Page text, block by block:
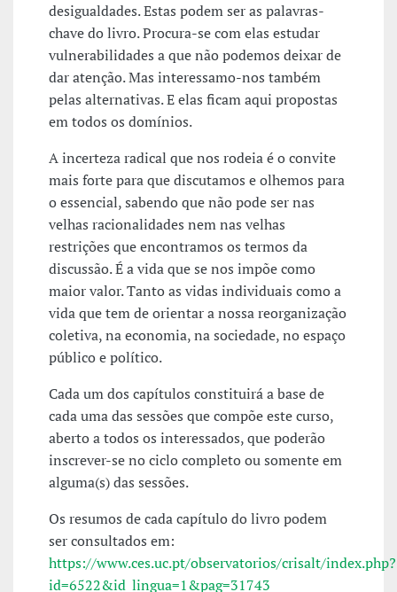
desigualdades. Estas podem ser as palavras-
chave do livro. Procura-se com elas estudar
vulnerabilidades a que não podemos deixar de
dar atenção. Mas interessamo-nos também
pelas alternativas. E elas ficam aqui propostas
em todos os domínios.
A incerteza radical que nos rodeia é o convite
mais forte para que discutamos e olhemos para
o essencial, sabendo que não pode ser nas
velhas racionalidades nem nas velhas
restrições que encontramos os termos da
discussão. É a vida que se nos impõe como
maior valor. Tanto as vidas individuais como a
vida que tem de orientar a nossa reorganização
coletiva, na economia, na sociedade, no espaço
público e político.
Cada um dos capítulos constituirá a base de
cada uma das sessões que compõe este curso,
aberto a todos os interessados, que poderão
inscrever-se no ciclo completo ou somente em
alguma(s) das sessões.
Os resumos de cada capítulo do livro podem
ser consultados em:
https://www.ces.uc.pt/observatorios/crisalt/index.php?
id=6522&id_lingua=1&pag=31743